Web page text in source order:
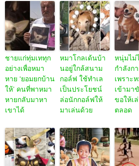
ชายแก่ทุ่มเททุก
อย่างเพื่อหมา
หาย ‘ยอมยกบ้าน
ให้’ คนที่พาหมา
หายกลับมาหา
เขาได้
หมาโกลเด้นบ้า
นอยู่ใกล้สนาม
กอล์ฟ ใช้ทำเล
เป็นประโยชน์
ล่อนักกอล์ฟให้
มาเล่นด้วย
หนุ่มไม่
กำลังก
เพราะ
เข้ามา
ขอให้เ
ตลอด